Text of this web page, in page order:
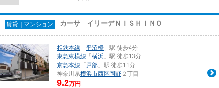
賃貸｜マンション カーサ イリーデＮＩＳＨＩＮＯ
相鉄本線 「 平沼橋 」駅 徒歩4分
東急東横線 「 横浜 」駅 徒歩13分
京急本線 「 戸部 」駅 徒歩11分
神奈川県横浜市西区 岡野 ２丁目
9.2万円